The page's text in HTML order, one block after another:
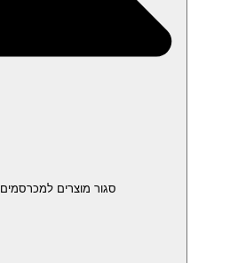
סגור מוצרים למכרסמים